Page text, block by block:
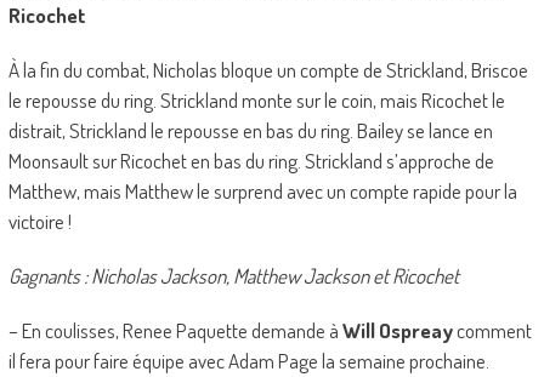
Ricochet
À la fin du combat, Nicholas bloque un compte de Strickland, Briscoe
le repousse du ring. Strickland monte sur le coin, mais Ricochet le
distrait, Strickland le repousse en bas du ring. Bailey se lance en
Moonsault sur Ricochet en bas du ring. Strickland s’approche de
Matthew, mais Matthew le surprend avec un compte rapide pour la
victoire !
Gagnants : Nicholas Jackson, Matthew Jackson et Ricochet
– En coulisses, Renee Paquette demande àWill Ospreaycomment
il fera pour faire équipe avec Adam Page la semaine prochaine.